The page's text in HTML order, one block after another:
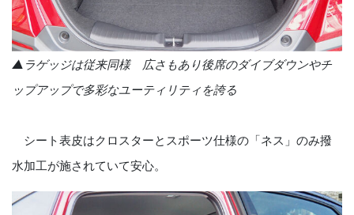
▲ラゲッジは従来同様 広さもあり後席のダイブダウンやチ
ップアップで多彩なユーティリティを誇る
シート表皮はクロスターとスポーツ仕様の「ネス」のみ撥
水加工が施されていて安心。